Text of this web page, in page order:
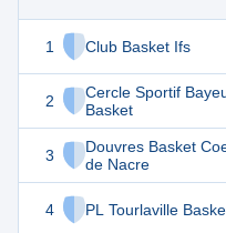
1 Club Basket Ifs
2
Cercle Sportif
Basket
3
Douvres Basket
de Nacre
4 PL Tourlaville
17
17
14